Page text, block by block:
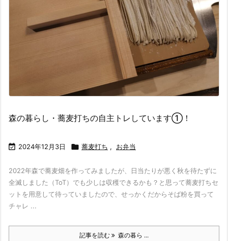
森の暮らし・蕎麦打ちの自主トレしています①！
 2024年12月3日  蕎麦打ち , お弁当
2022年森で蕎麦畑を作ってみましたが、日当たりが悪く秋を待たずに
全滅しました（ToT）でも少しは収穫できるかも？と思って蕎麦打ちセ
ットを用意して待っていましたので、せっかくだからそば粉を買って
チャレ ...
記事を読む 森の暮ら ...